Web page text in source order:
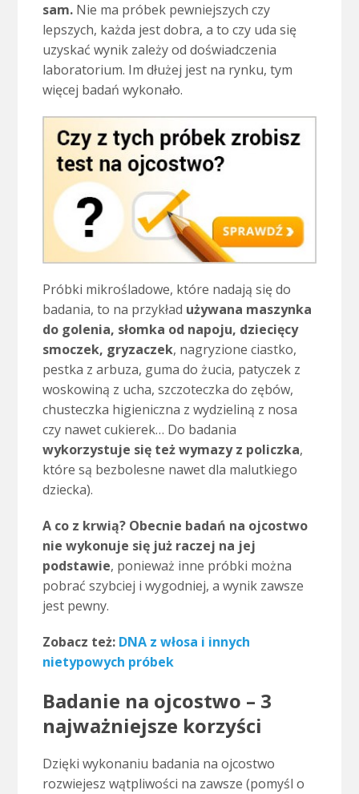
sam. Nie ma próbek pewniejszych czy
lepszych, każda jest dobra, a to czy uda się
uzyskać wynik zależy od doświadczenia
laboratorium. Im dłużej jest na rynku, tym
więcej badań wykonało.
Próbki mikrośladowe, które nadają się do
badania, to na przykład używana maszynka
do golenia, słomka od napoju, dziecięcy
smoczek, gryzaczek, nagryzione ciastko,
pestka z arbuza, guma do żucia, patyczek z
woskowiną z ucha, szczoteczka do zębów,
chusteczka higieniczna z wydzieliną z nosa
czy nawet cukierek… Do badania
wykorzystuje się też wymazy z policzka,
które są bezbolesne nawet dla malutkiego
dziecka).
A co z krwią? Obecnie badań na ojcostwo
nie wykonuje się już raczej na jej
podstawie, ponieważ inne próbki można
pobrać szybciej i wygodniej, a wynik zawsze
jest pewny.
Zobacz też: DNA z włosa i innych
nietypowych próbek
Badanie na ojcostwo – 3
najważniejsze korzyści
Dzięki wykonaniu badania na ojcostwo
rozwiejesz wątpliwości na zawsze (pomyśl o